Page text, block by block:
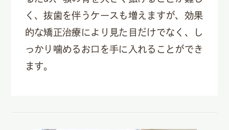
く、抜歯を伴うケースも増えますが、効果
的な矯正治療により見た目だけでなく、し
っかり噛めるお口を手に入れることができ
ます。